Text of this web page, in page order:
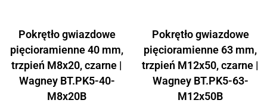
Pokrętło gwiazdowe
pięcioramienne 40 mm,
trzpień M8x20, czarne |
Wagney BT.PK5-40-
M8x20B
Pokrętło gwiazdowe
pięcioramienne 63 mm,
trzpień M12x50, czarne |
Wagney BT.PK5-63-
M12x50B